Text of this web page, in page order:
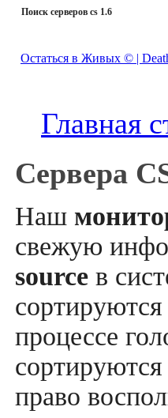
Поиск серверов cs 1.6
Остаться в Живых © |
Главная
Сервера
Наш
свежую
source в
процессе
право